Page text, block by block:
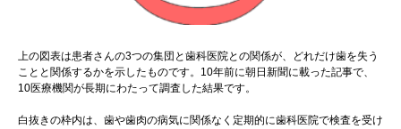
上の図表は患者さんの3つの集団と歯科医院との関係が、どれだけ歯を失う
ことと関係するかを示したものです。10年前に朝日新聞に載った記事で、
10医療機関が長期にわたって調査した結果です。
白抜きの枠内は、歯や歯肉の病気に関係なく定期的に歯科医院で検査を受け